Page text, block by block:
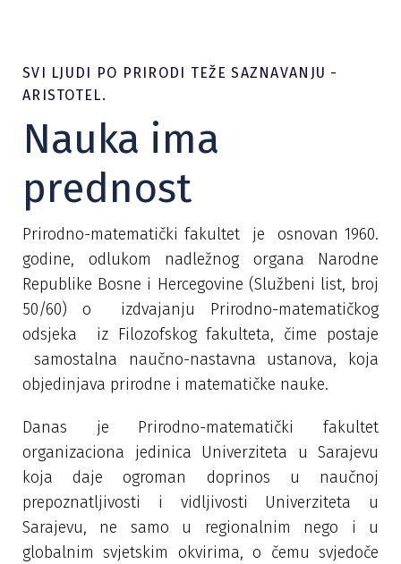
SVI LJUDI PO PRIRODI TEŽE SAZNAVANJU -
ARISTOTEL.
Nauka ima
prednost
Prirodno-matematički fakultet je osnovan 1960.
godine, odlukom nadležnog organa Narodne
Republike Bosne i Hercegovine (Službeni list, broj
50/60) o izdvajanju Prirodno-matematičkog
odsjeka iz Filozofskog fakulteta, čime postaje
samostalna naučno-nastavna ustanova, koja
objedinjava prirodne i matematičke nauke.
Danas je Prirodno-matematički fakultet
organizaciona jedinica Univerziteta u Sarajevu
koja daje ogroman doprinos u naučnoj
prepoznatljivosti i vidljivosti Univerziteta u
Sarajevu, ne samo u regionalnim nego i u
globalnim svjetskim okvirima, o čemu svjedoče